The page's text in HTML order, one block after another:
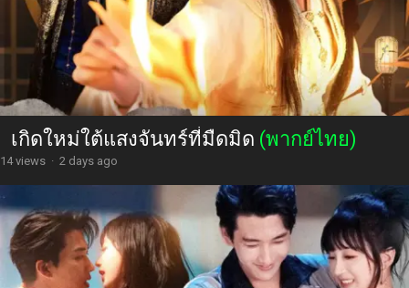
เกิดใหม่ใต้แสงจันทร์ที่มืดมิด (พากย์ไทย)
14 views · 2 days ago